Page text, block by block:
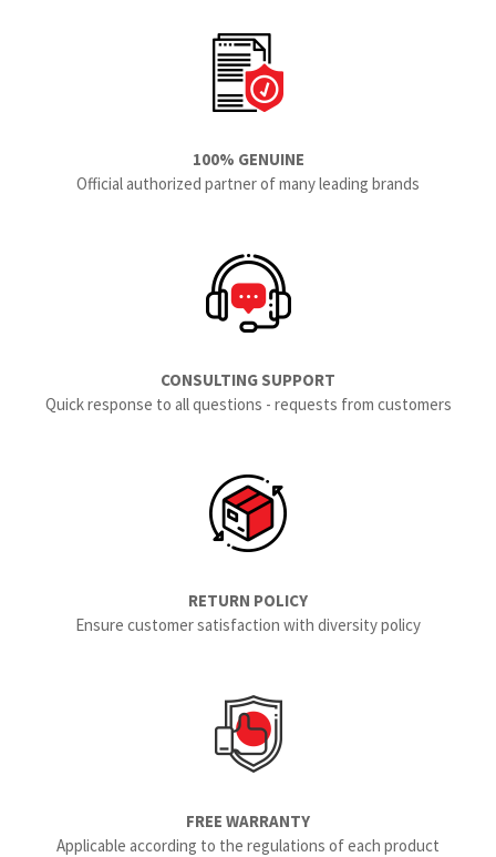
100% GENUINE
Official authorized partner of many leading brands
CONSULTING SUPPORT
Quick response to all questions - requests from customers
RETURN POLICY
Ensure customer satisfaction with diversity policy
FREE WARRANTY
Applicable according to the regulations of each product